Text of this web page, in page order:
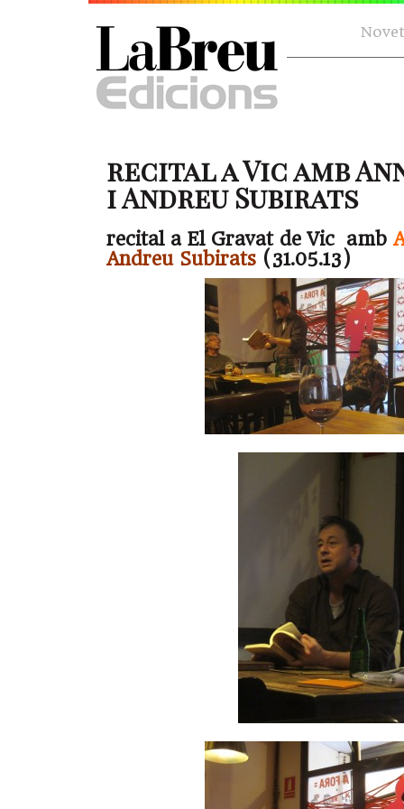
recital a Vic amb
i Andreu Subirats
recital a El Gravat de Vic amb
Andreu Subirats (31.05.13)